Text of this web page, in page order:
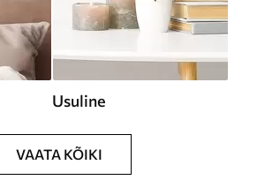
Usuline
VAATA KÕIKI